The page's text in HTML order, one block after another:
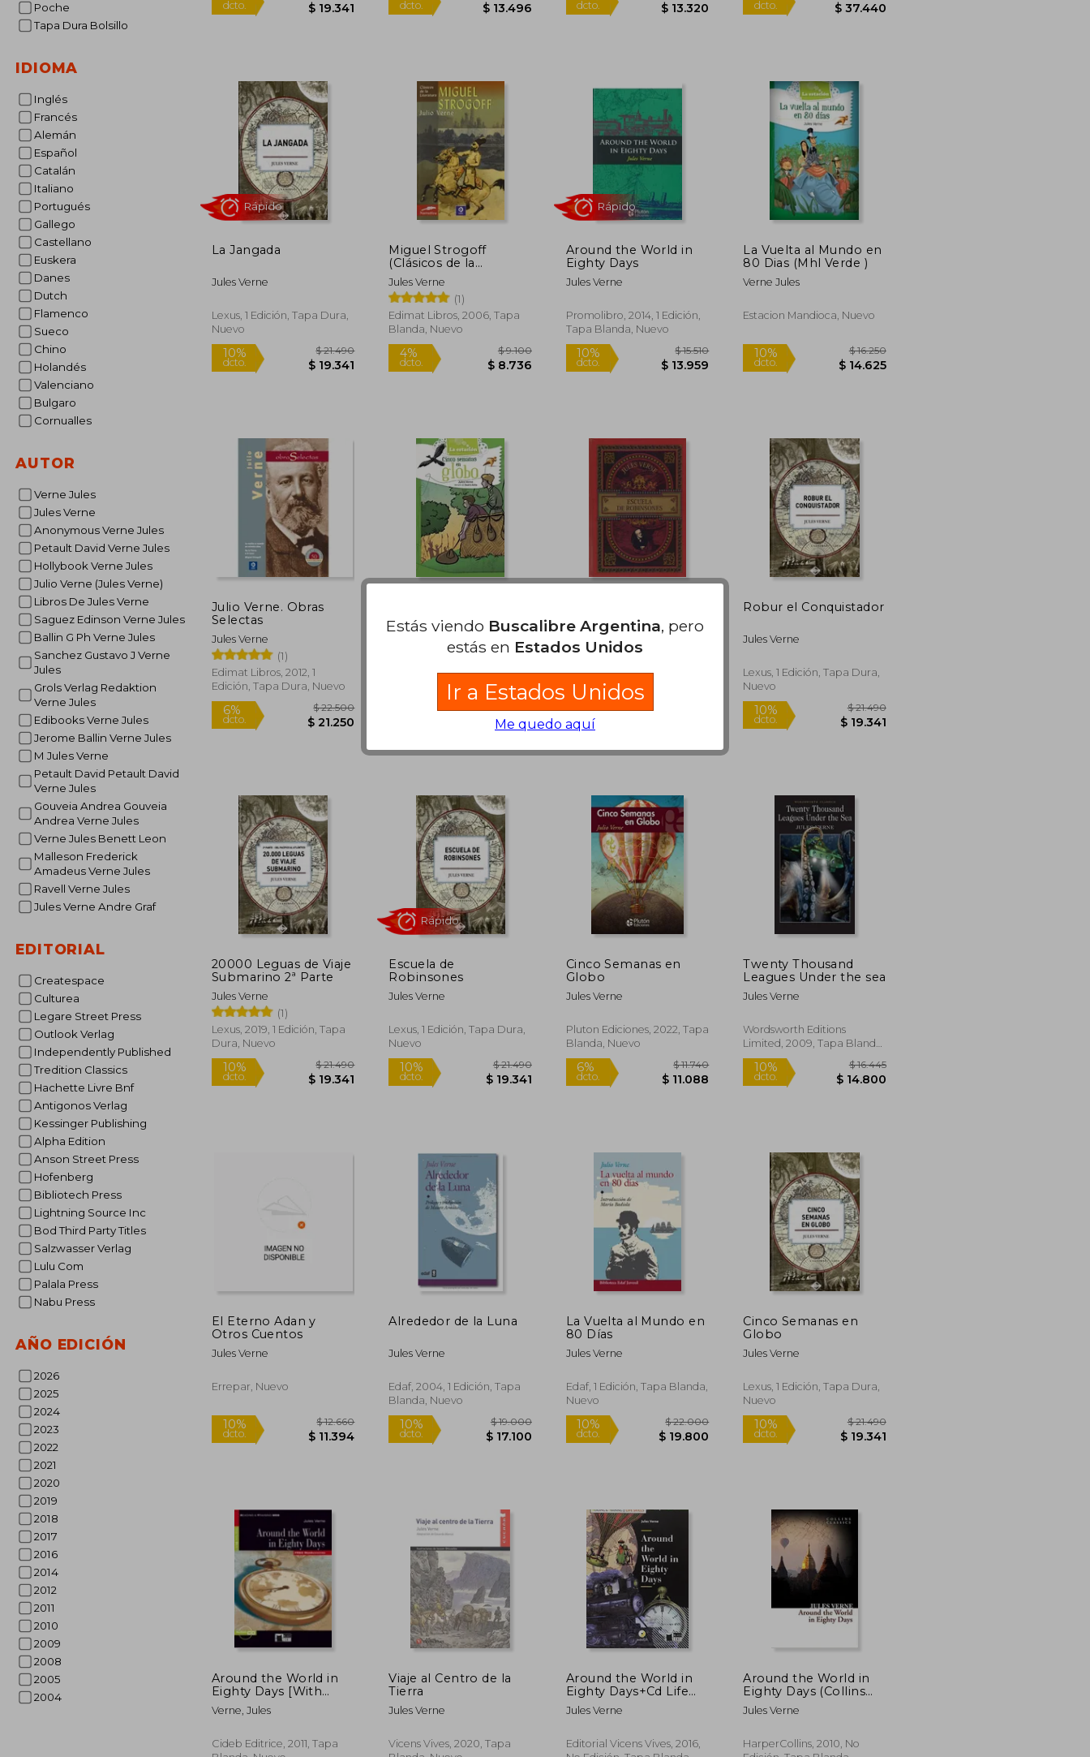
Poche
Tapa Dura Bolsillo
IDIOMA
Inglés
Francés
Alemán
Español
Catalán
Italiano
Portugués
Gallego
Castellano
Euskera
Danes
Dutch
Flamenco
Sueco
Chino
Holandés
Valenciano
Bulgaro
Cornualles
AUTOR
Verne Jules
Jules Verne
Anonymous Verne Jules
Petault David Verne Jules
Hollybook Verne Jules
Julio Verne (Jules Verne)
Libros De Jules Verne
Saguez Edinson Verne Jules
Ballin G Ph Verne Jules
Sanchez Gustavo J Verne
Jules
Grols Verlag Redaktion
Verne Jules
Edibooks Verne Jules
Jerome Ballin Verne Jules
M Jules Verne
Petault David Petault David
Verne Jules
Gouveia Andrea Gouveia
Andrea Verne Jules
Verne Jules Benett Leon
Malleson Frederick
Amadeus Verne Jules
Ravell Verne Jules
Jules Verne Andre Graf
EDITORIAL
Createspace
Culturea
Legare Street Press
Outlook Verlag
Independently Published
Tredition Classics
Hachette Livre Bnf
Antigonos Verlag
Kessinger Publishing
Alpha Edition
Anson Street Press
Hofenberg
Bibliotech Press
Lightning Source Inc
Bod Third Party Titles
Salzwasser Verlag
Lulu Com
Palala Press
Nabu Press
AÑO EDICIÓN
2026
2025
2024
2023
2022
2021
2020
2019
2018
2017
2016
2014
2012
2011
2010
2009
2008
2005
2004
10%
dcto.
10%
dcto.
10%
dcto.
$ 14.800 10%
dcto.
La Jangada
Jules Verne
Lexus, 1 Edición, Tapa Dura,
Nuevo
10%
dcto.
Rápido
Miguel Strogoff
(Clásicos de la
Literatura Universal)
Jules Verne
(1)
Edimat Libros, 2006, Tapa
Blanda, Nuevo
4%
dcto.
Around the World in
Eighty Days
Jules Verne
Promolibro, 2014, 1 Edición,
Tapa Blanda, Nuevo
10%
dcto.
$ 15.510
$ 13.959
Rápido
La Vuelta al Mundo en
80 Dias (Mhl Verde )
Verne Jules
Estacion Mandioca, Nuevo
10%
dcto.
Julio Verne. Obras
Selectas
Jules Verne
(1)
Edimat Libros, 2012, 1
Edición, Tapa Dura, Nuevo
6%
dcto.
$ 22.500
$ 21.250
Globo
Estacion Mandioca, Tapa
Blanda, Nuevo
10%
dcto.
Robinsones
Jules Verne
(1)
Ediciones Iberlibro, 2017, 1
Edición, Tapa Blanda,
Nuevo
7%
dcto. $ 12.037
Robur el Conquistador
Jules Verne
Lexus, 1 Edición, Tapa Dura,
Nuevo
10%
dcto.
20000 Leguas de Viaje
Submarino 2ª Parte
Jules Verne
(1)
Lexus, 2019, 1 Edición, Tapa
Dura, Nuevo
dcto. $ 19.341
Escuela de
Robinsones
Jules Verne
Lexus, 1 Edición, Tapa Dura,
Nuevo
10%
dcto. $ 19.341
Rápido
Cinco Semanas en
Globo
Jules Verne
Pluton Ediciones, 2022, Tapa
Blanda, Nuevo
6%
dcto. $ 11.088
Twenty Thousand
Leagues Under the sea
Jules Verne
Wordsworth Editions
Limited, 2009, Tapa Blanda,
Nuevo
dcto.
El Eterno Adan y
Otros Cuentos
Jules Verne
Errepar, Nuevo
10% $ 12.660
Alrededor de la Luna
Jules Verne
Edaf, 2004, 1 Edición, Tapa
Blanda, Nuevo
10% $ 19.000
La Vuelta al Mundo en
80 Días
Jules Verne
Edaf, 1 Edición, Tapa Blanda,
Nuevo
$ 22.000
Cinco Semanas en
Globo
Jules Verne
Lexus, 1 Edición, Tapa Dura,
Nuevo
Around the World in
Eighty Days [With
CDROM and Free Web
Activities] (en Inglés)
Verne, Jules
Cideb Editrice, 2011, Tapa
Viaje al Centro de la
Tierra
Jules Verne
Vicens Vives, 2020, Tapa
Around the World in
Eighty Days+Cd Life
Skill (en Inglés)
Jules Verne
Editorial Vicens Vives, 2016,
Around the World in
Eighty Days (Collins
Classics) (en Inglés)
Jules Verne
HarperCollins, 2010, No
Estás viendo Buscalibre Argentina, pero
estás en Estados Unidos
Ir a Estados Unidos
Me quedo aquí